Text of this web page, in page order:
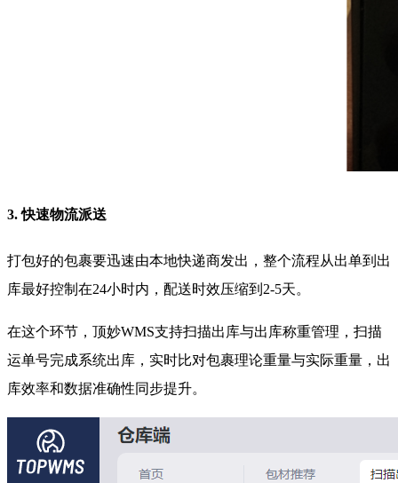
3. 快速物流派送
打包好的包裹要迅速由本地快递商发出，整个流程从出单到出
库最好控制在24小时内，配送时效压缩到2-5天。
在这个环节，顶妙WMS支持扫描出库与出库称重管理，扫描
运单号完成系统出库，实时比对包裹理论重量与实际重量，出
库效率和数据准确性同步提升。